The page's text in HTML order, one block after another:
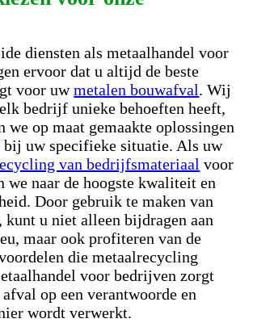
diensten als metaalhandel voor
ervoor dat u altijd de beste
voor uwmetalen bouwafval. Wij
bedrijf unieke behoeften heeft,
we op maat gemaakte oplossingen
bij uw specifieke situatie. Als uw
van bedrijfsmateriaal voor
we naar de hoogste kwaliteit en
Door gebruik te maken van
kunt u niet alleen bijdragen aan
maar ook profiteren van de
die metaalrecycling
voor bedrijven zorgt
op een verantwoorde en
wordt verwerkt.